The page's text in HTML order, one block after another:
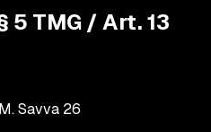
5 TMG / Art. 13
Savva 26